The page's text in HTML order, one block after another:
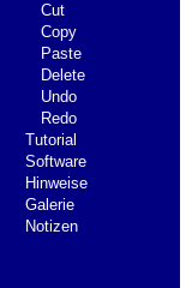
Cut
Copy
Paste
Delete
Undo
Redo
Tutorial
Software
Hinweise
Galerie
Notizen